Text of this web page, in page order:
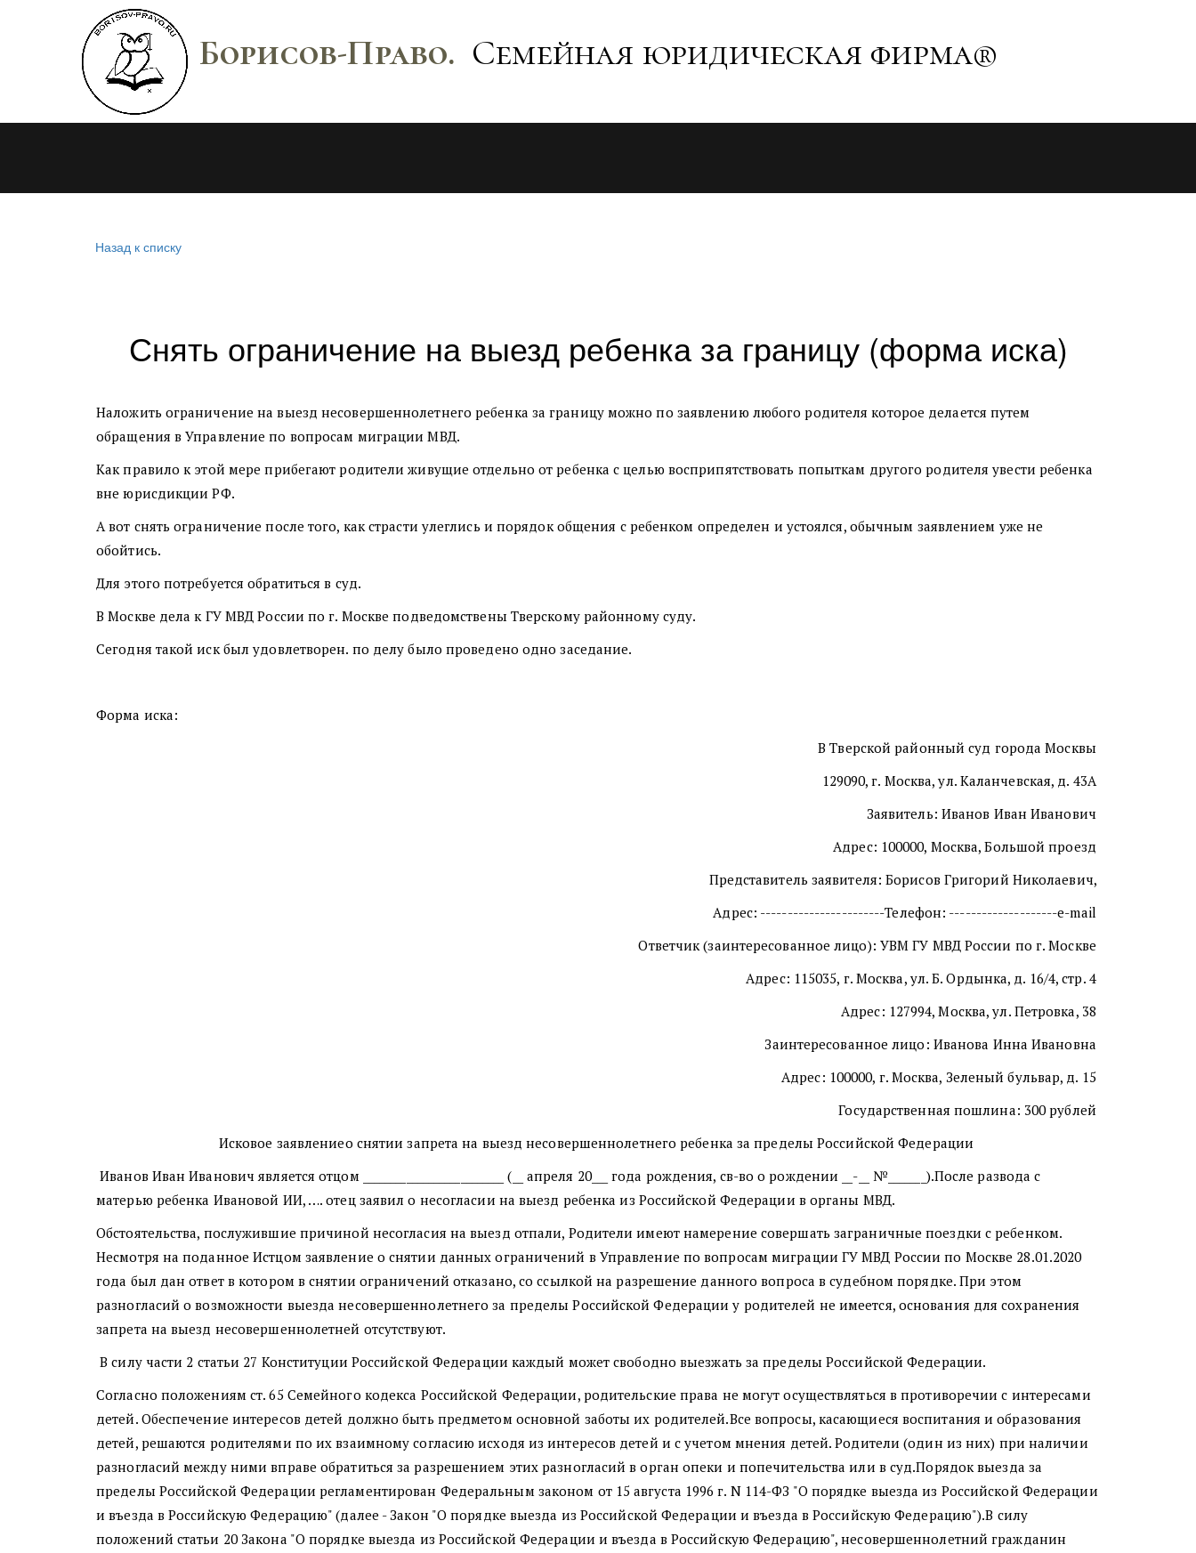
Борисов-Право. Семейная юридическая фирма®
Назад к списку
Снять ограничение на выезд ребенка за границу (форма иска)
Наложить ограничение на выезд несовершеннолетнего ребенка за границу можно по заявлению любого родителя которое делается путем
обращения в Управление по вопросам миграции МВД.
Как правило к этой мере прибегают родители живущие отдельно от ребенка с целью восприпятствовать попыткам другого родителя увести ребенка
вне юрисдикции РФ.
А вот снять ограничение после того, как страсти улеглись и порядок общения с ребенком определен и устоялся, обычным заявлением уже не
обойтись.
Для этого потребуется обратиться в суд.
В Москве дела к ГУ МВД России по г. Москве подведомствены Тверскому районному суду.
Сегодня такой иск был удовлетворен. по делу было проведено одно заседание.
Форма иска:
В Тверской районный суд города Москвы
129090, г. Москва, ул. Каланчевская, д. 43А
Заявитель: Иванов Иван Иванович
Адрес: 100000, Москва, Большой проезд
Представитель заявителя: Борисов Григорий Николаевич,
Адрес: -----------------------Телефон: --------------------e-mail
Ответчик (заинтересованное лицо): УВМ ГУ МВД России по г. Москве
Адрес: 115035, г. Москва, ул. Б. Ордынка, д. 16/4, стр. 4
Адрес: 127994, Москва, ул. Петровка, 38
Заинтересованное лицо: Иванова Инна Ивановна
Адрес: 100000, г. Москва, Зеленый бульвар, д. 15
Государственная пошлина: 300 рублей
Исковое заявлениео снятии запрета на выезд несовершеннолетнего ребенка за пределы Российской Федерации
Иванов Иван Иванович является отцом __________________________ (__ апреля 20___ года рождения, св-во о рождении __-__ №_______).После развода с
матерью ребенка Ивановой ИИ, …. отец заявил о несогласии на выезд ребенка из Российской Федерации в органы МВД.
Обстоятельства, послужившие причиной несогласия на выезд отпали, Родители имеют намерение совершать заграничные поездки с ребенком.
Несмотря на поданное Истцом заявление о снятии данных ограничений в Управление по вопросам миграции ГУ МВД России по Москве 28.01.2020
года был дан ответ в котором в снятии ограничений отказано, со ссылкой на разрешение данного вопроса в судебном порядке. При этом
разногласий о возможности выезда несовершеннолетнего за пределы Российской Федерации у родителей не имеется, основания для сохранения
запрета на выезд несовершеннолетней отсутствуют.
В силу части 2 статьи 27 Конституции Российской Федерации каждый может свободно выезжать за пределы Российской Федерации.
Согласно положениям ст. 65 Семейного кодекса Российской Федерации, родительские права не могут осуществляться в противоречии с интересами
детей. Обеспечение интересов детей должно быть предметом основной заботы их родителей.Все вопросы, касающиеся воспитания и образования
детей, решаются родителями по их взаимному согласию исходя из интересов детей и с учетом мнения детей. Родители (один из них) при наличии
разногласий между ними вправе обратиться за разрешением этих разногласий в орган опеки и попечительства или в суд.Порядок выезда за
пределы Российской Федерации регламентирован Федеральным законом от 15 августа 1996 г. N 114-ФЗ "О порядке выезда из Российской Федерации
и въезда в Российскую Федерацию" (далее - Закон "О порядке выезда из Российской Федерации и въезда в Российскую Федерацию").В силу
положений статьи 20 Закона "О порядке выезда из Российской Федерации и въезда в Российскую Федерацию", несовершеннолетний гражданин